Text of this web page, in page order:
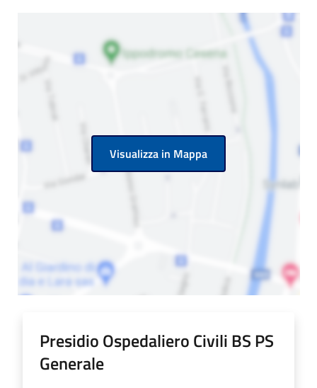
Visualizza in Mappa
Presidio Ospedaliero Civili BS PS
Generale